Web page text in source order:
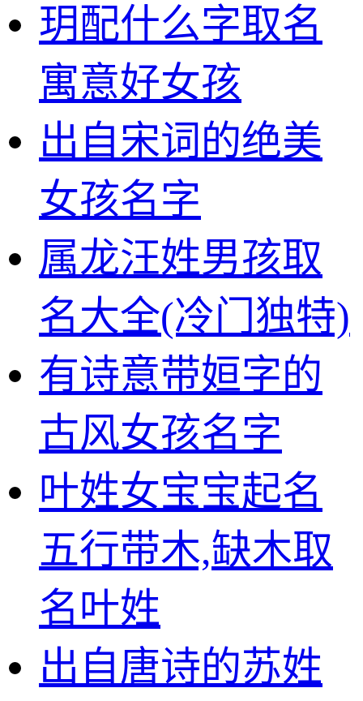
玥配什么字取名
寓意好女孩
出自宋词的绝美
女孩名字
属龙汪姓男孩取
名大全(冷门独特)
有诗意带姮字的
古风女孩名字
叶姓女宝宝起名
五行带木,缺木取
名叶姓
出自唐诗的苏姓